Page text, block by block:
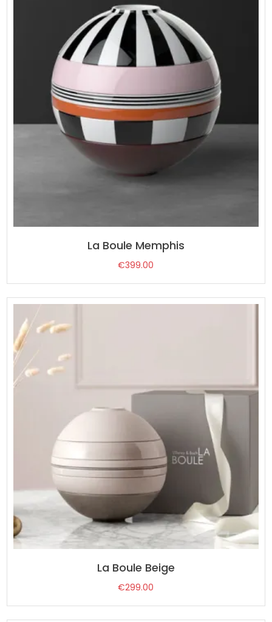
La Boule Memphis
€399.00
La Boule Beige
€299.00